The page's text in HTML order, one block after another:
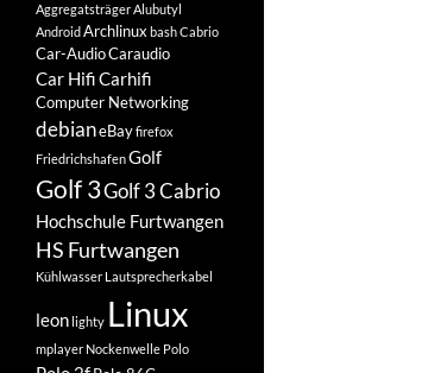
AggregatsträgerAlubutyl
AndroidArchlinux bashCabrio
Car-AudioCaraudio
Car HifiCarhifi
Computer Networking
debianeBayfirefox
FriedrichshafenGolf
Golf 3Golf 3 Cabrio
Hochschule Furtwangen
HS Furtwangen
Kühlwasser Lautsprecherkabel
leonlighty Linux
mplayer Nockenwelle Polo